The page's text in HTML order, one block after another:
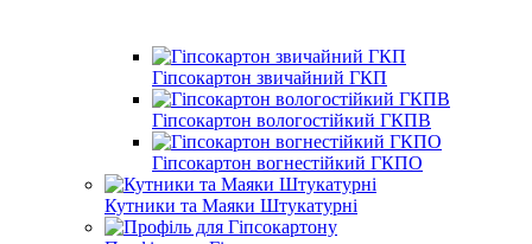
Гіпсокартон звичайний ГКП
Гіпсокартон вологостійкий ГКПВ
Гіпсокартон вогнестійкий ГКПО
Кутники та Маяки Штукатурні